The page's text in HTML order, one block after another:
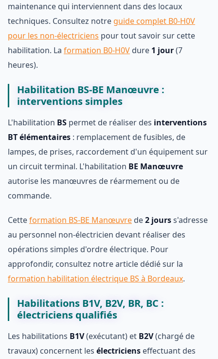
maintenance qui interviennent dans des locaux
techniques. Consultez notre guide complet B0-H0V
pour les non-électriciens pour tout savoir sur cette
habilitation. La formation B0-H0V dure 1 jour(7
heures).
Habilitation BS-BE Manœuvre :
interventions simples
L'habilitation BS permet de réaliser des interventions
BT élémentaires : remplacement de fusibles, de
lampes, de prises, raccordement d'un équipement sur
un circuit terminal. L'habilitation BE Manœuvre
autorise les manœuvres de réarmement ou de
commande.
Cetteformation BS-BE Manœuvre de2 jourss'adresse
au personnel non-électricien devant réaliser des
opérations simples d'ordre électrique. Pour
approfondir, consultez notre article dédié sur la
formation habilitation électrique BS à Bordeaux.
Habilitations B1V, B2V, BR, BC :
électriciens qualifiés
Les habilitations B1V(exécutant) et B2V(chargé de
travaux) concernent les électriciens effectuant des